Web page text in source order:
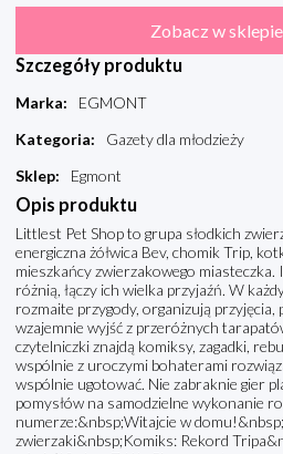
Zobacz w
Szczegóły produktu
Marka:
EGMONT
Kategoria:
Gazety dla młodzieży
Sklep: Egmont
Opis produktu
Littlest Pet Shop to grupa słodkich
energiczna żółwica Bev, chomik Trip,
mieszkańcy zwierzakowego miasteczka.
różnią, łączy ich wielka przyjaźń. W
rozmaite przygody, organizują przyjęcia,
wzajemnie wyjść z przeróżnych
czytelniczki znajdą komiksy, zagadki,
wspólnie z uroczymi bohaterami
wspólnie ugotować. Nie zabraknie gier
pomysłów na samodzielne wykonanie
numerze:&nbsp;Witajcie w
zwierzaki&nbsp;Komiks: Rekord